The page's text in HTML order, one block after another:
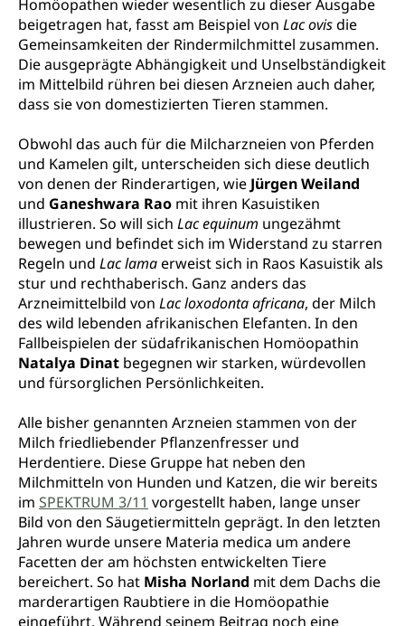
Homöopathen wieder wesentlich zu dieser Ausgabe
beigetragen hat, fasst am Beispiel von Lac ovisdie
Gemeinsamkeiten der Rindermilchmittel zusammen.
Die ausgeprägte Abhängigkeit und Unselbständigkeit
im Mittelbild rühren bei diesen Arzneien auch daher,
dass sie von domestizierten Tieren stammen.
Obwohl das auch für die Milcharzneien von Pferden
und Kamelen gilt, unterscheiden sich diese deutlich
von denen der Rinderartigen, wie Jürgen Weiland
und Ganeshwara Rao mit ihren Kasuistiken
illustrieren. So will sich Lac equinum ungezähmt
bewegen und befindet sich im Widerstand zu starren
Regeln und Lac lamaerweist sich in Raos Kasuistik als
stur und rechthaberisch. Ganz anders das
Arzneimittelbild von Lac loxodonta africana, der Milch
des wild lebenden afrikanischen Elefanten. In den
Fallbeispielen der südafrikanischen Homöopathin
Natalya Dinat begegnen wir starken, würdevollen
und fürsorglichen Persönlichkeiten.
Alle bisher genannten Arzneien stammen von der
Milch friedliebender Pflanzenfresser und
Herdentiere. Diese Gruppe hat neben den
Milchmitteln von Hunden und Katzen, die wir bereits
im SPEKTRUM 3/11 vorgestellt haben, lange unser
Bild von den Säugetiermitteln geprägt. In den letzten
Jahren wurde unsere Materia medica um andere
Facetten der am höchsten entwickelten Tiere
bereichert. So hat Misha Norland mit dem Dachs die
marderartigen Raubtiere in die Homöopathie
eingeführt. Während seinem Beitrag noch eine